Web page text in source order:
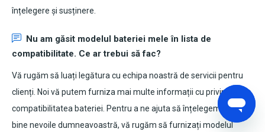
înțelegere și susținere.
Nu am găsit modelul bateriei mele în lista de
compatibilitate. Ce ar trebui să fac?
Vă rugăm să luați legătura cu echipa noastră de servicii pentru
clienți. Noi vă putem furniza mai multe informații cu privire la
compatibilitatea bateriei. Pentru a ne ajuta să înțelegem mai
bine nevoile dumneavoastră, vă rugăm să furnizați modelul